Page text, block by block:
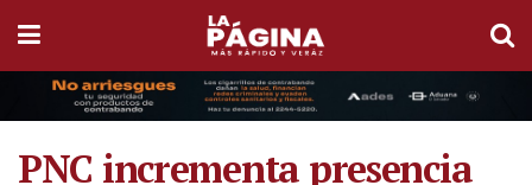
PNC incrementa presencia